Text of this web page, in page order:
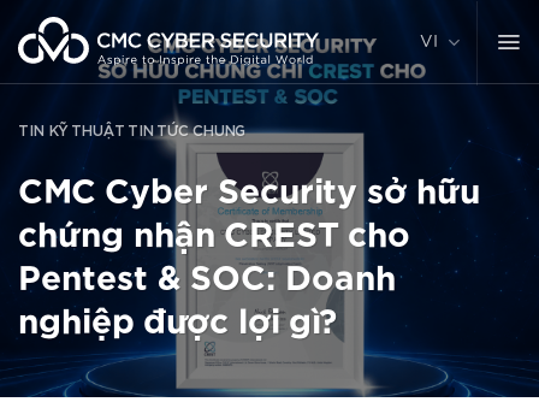
đến
nội
VI
TIN KỸ THUẬT TIN TỨC CHUNG
CMC Cyber Security sở hữu
chứng nhận CREST cho
Pentest & SOC: Doanh
nghiệp được lợi gì?